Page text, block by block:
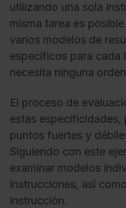
utilizando una sola
misma tarea es
varios modelos de
específicos para cada
necesita ninguna
El proceso de
estas
puntos fuertes y
Siguiendo con este
examinar modelos
instrucciones, así
instrucción.